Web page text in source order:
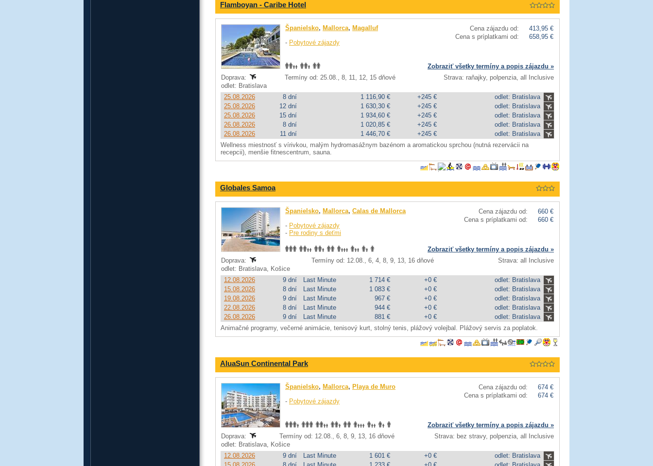
Flamboyan - Caribe Hotel
Cena zájazdu od:
413,95 €
Cena s príplatkami od:
658,95 €
Španielsko, Mallorca, Magalluf
- Pobytové zájazdy
Zobraziť všetky termíny a popis zájazdu »
Doprava:
Termíny od: 25.08., 8, 11, 12, 15 dňové
Strava: raňajky, polpenzia, all Inclusive
odlet: Bratislava
25.08.2026
8 dní 1 116,90 € +245 €
odlet: Bratislava
25.08.2026
12 dní 1 630,30 € +245 €
odlet: Bratislava
25.08.2026
15 dní 1 934,60 € +245 €
odlet: Bratislava
26.08.2026
8 dní 1 020,85 € +245 €
odlet: Bratislava
26.08.2026
11 dní 1 446,70 € +245 €
odlet: Bratislava
Wellness miestnosť s vírivkou, malým hydromasážnym bazénom a aromatickou sprchou (nutná rezervácii na
recepcii), menšie fitnescentrum, sauna.
Globales Samoa
Cena zájazdu od:
660 €
Cena s príplatkami od:
660 €
Španielsko, Mallorca, Calas de Mallorca
- Pobytové zájazdy
- Pre rodiny s deťmi
Zobraziť všetky termíny a popis zájazdu »
Doprava:
Termíny od: 12.08., 6, 4, 8, 9, 13, 16 dňové
Strava: all Inclusive
odlet: Bratislava, Košice
12.08.2026
9 dní Last Minute 1 714 € +0 €
odlet: Bratislava
15.08.2026
8 dní Last Minute 1 083 € +0 €
odlet: Bratislava
19.08.2026
9 dní Last Minute 967 € +0 €
odlet: Bratislava
22.08.2026
8 dní Last Minute 944 € +0 €
odlet: Bratislava
26.08.2026
9 dní Last Minute 881 € +0 €
odlet: Bratislava
Animačné programy, večerné animácie, tenisový kurt, stolný tenis, plážový volejbal. Plážový servis za poplatok.
AluaSun Continental Park
Cena zájazdu od:
674 €
Cena s príplatkami od:
674 €
Španielsko, Mallorca, Playa de Muro
- Pobytové zájazdy
Zobraziť všetky termíny a popis zájazdu »
Doprava:
Termíny od: 12.08., 6, 8, 9, 13, 16 dňové
Strava: bez stravy, polpenzia, all Inclusive
odlet: Bratislava, Košice
12.08.2026
9 dní Last Minute 1 601 € +0 €
odlet: Bratislava